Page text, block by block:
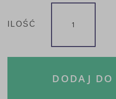
ILOŚĆ
DODAJ DO